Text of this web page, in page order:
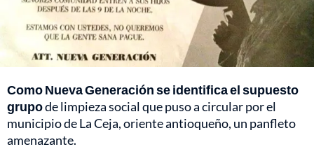
Como Nueva Generación se identifica el supuesto
grupode limpieza social que puso a circular por el
municipio de La Ceja, oriente antioqueño, un panfleto
amenazante.